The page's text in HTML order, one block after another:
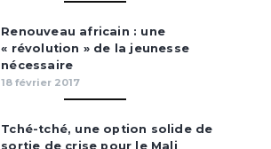
Renouveau africain : une
« révolution » de la jeunesse
nécessaire
18 février 2017
Tché-tché, une option solide de
sortie de crise pour le Mali